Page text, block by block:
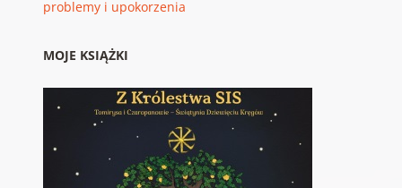
problemy i upokorzenia
MOJE KSIĄŻKI